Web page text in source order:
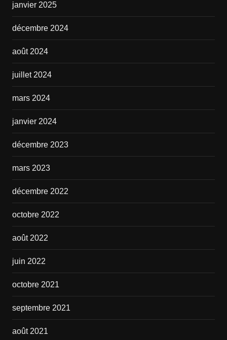
janvier 2025
décembre 2024
août 2024
juillet 2024
mars 2024
janvier 2024
décembre 2023
mars 2023
décembre 2022
octobre 2022
août 2022
juin 2022
octobre 2021
septembre 2021
août 2021